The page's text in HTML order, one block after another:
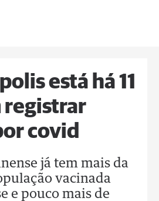
está há 11
registrar
covid
já tem mais da
vacinada
e pouco mais de